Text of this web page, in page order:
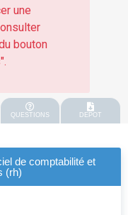
une
bouton
QUESTIONS DEPOT
de comptabilité et
(rh)